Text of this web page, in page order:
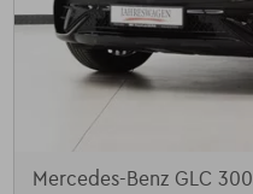
Mercedes-Benz GLC 300